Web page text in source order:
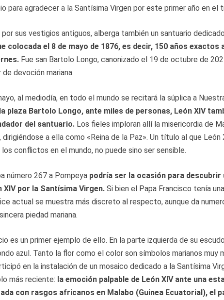
para agradecer a la Santísima Virgen por este primer año en el
sus vestigios antiguos, alberga también un santuario
colocada el 8 de mayo de 1876, es decir, 150 años exactos
Fue san Bartolo Longo, canonizado el 19 de octubre de
devoción mariana.
al mediodía, en todo el mundo se recitará la súplica a
plaza Bartolo Longo, ante miles de personas, León XIV
del santuario. Los fieles imploran allí la misericordia de
dirigiéndose a ella como «Reina de la Paz». Un título al que
conflictos en el mundo, no puede sino ser sensible.
número 267 a Pompeya podría ser la ocasión para descubrir
XIV por la Santísima Virgen. Si bien el Papa Francisco tenía
actual se muestra más discreto al respecto, aunque da
piedad mariana.
es un primer ejemplo de ello. En la parte izquierda de su
azul. Tanto la flor como el color son símbolos marianos muy
en la instalación de un mosaico dedicado a la Santísima
más reciente: la emoción palpable de León XIV ante una
con rasgos africanos en Malabo (Guinea Ecuatorial), el